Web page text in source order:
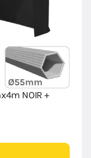
NOIR +